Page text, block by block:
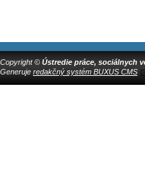
Copyright © Ústredie práce, sociálnych
Generuje redakčný systém BUXUS CMS